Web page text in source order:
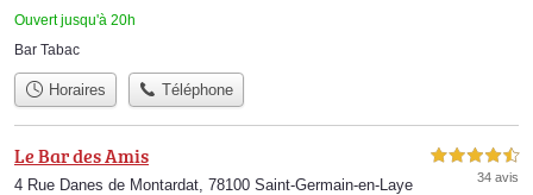
Ouvert jusqu'à 20h
Bar Tabac
Horaires Téléphone
Le Bar des Amis
4 Rue Danes de Montardat, 78100 Saint-Germain-en-Laye
4,5 étoiles sur 5
34 avis